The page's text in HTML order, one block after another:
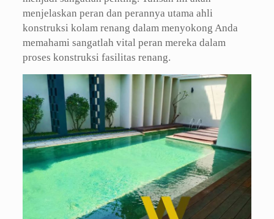
menjelaskan peran dan perannya utama ahli
konstruksi kolam renang dalam menyokong Anda
memahami sangatlah vital peran mereka dalam
proses konstruksi fasilitas renang.